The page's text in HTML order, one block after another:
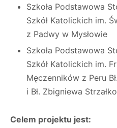
Szkoła Podstawowa
Szkół Katolickich im.
z Padwy w Mysłowie
Szkoła Podstawowa
Szkół Katolickich im.
Męczenników z Peru
i Bł. Zbigniewa
Celem projektu jest: